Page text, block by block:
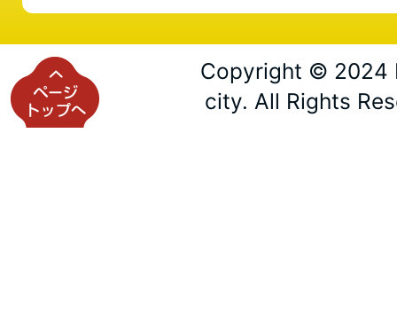
Copyright © 2024
city. All Rights